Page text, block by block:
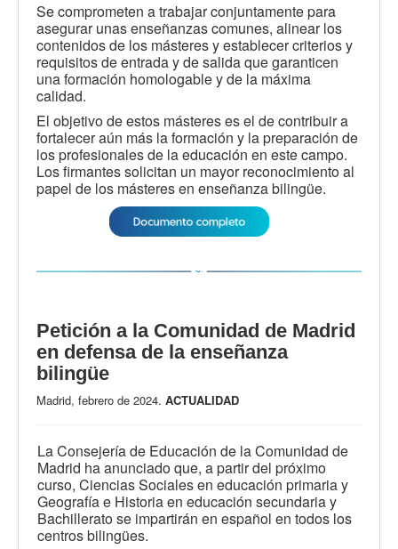
Se comprometen a trabajar conjuntamente para
asegurar unas enseñanzas comunes, alinear los
contenidos de los másteres y establecer criterios y
requisitos de entrada y de salida que garanticen
una formación homologable y de la máxima
calidad.
El objetivo de estos másteres es el de contribuir a
fortalecer aún más la formación y la preparación de
los profesionales de la educación en este campo.
Los firmantes solicitan un mayor reconocimiento al
papel de los másteres en enseñanza bilingüe.
Petición a la Comunidad de Madrid
en defensa de la enseñanza
bilingüe
Madrid, febrero de 2024. ACTUALIDAD
La Consejería de Educación de la Comunidad de
Madrid ha anunciado que, a partir del próximo
curso, Ciencias Sociales en educación primaria y
Geografía e Historia en educación secundaria y
Bachillerato se impartirán en español en todos los
centros bilingües.